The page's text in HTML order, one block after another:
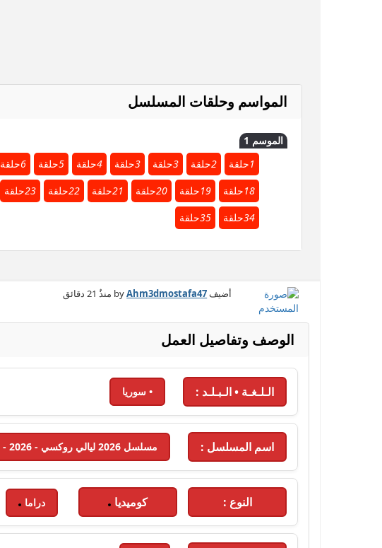
المواسم وحلقات المسلسل
الموسم 1
1حلقة 2حلقة 3حلقة 3حلقة 4حلقة 5حلقة 6حلقة
18حلقة 19حلقة 20حلقة 21حلقة 22حلقة 23حلقة
34حلقة 35حلقة
أضيف by Ahm3dmostafa47 منذُ 21 دقائق
الوصف وتفاصيل العمل
الـلـغـة • الـبـلـد : • سوريا
اسم المسلسل : مسلسل 2026 ليالي روكسي - 2026 - الحلقة 28
النوع : كوميديا دراما